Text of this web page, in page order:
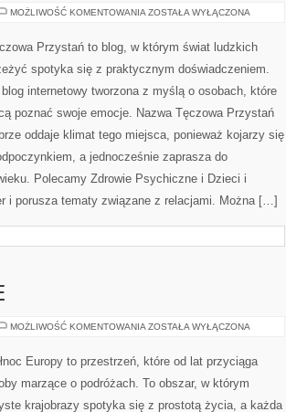
MOŻLIWOŚĆ KOMENTOWANIA PSYCHOTERAPIA
ZOSTAŁA WYŁĄCZONA
Przystań to blog, w którym świat ludzkich
spotyka się z praktycznym doświadczeniem.
blog internetowy tworzona z myślą o osobach, które
poznać swoje emocje. Nazwa Tęczowa Przystań
oddaje klimat tego miejsca, ponieważ kojarzy się
a jednocześnie zaprasza do
Polecamy Zdrowie Psychiczne i Dzieci i
i porusza tematy związane z relacjami. Można […]
MOŻLIWOŚĆ KOMENTOWANIA KULTURA
ZOSTAŁA WYŁĄCZONA
Europy to przestrzeń, które od lat przyciąga
marzące o podróżach. To obszar, w którym
krajobrazy spotyka się z prostotą życia, a każda